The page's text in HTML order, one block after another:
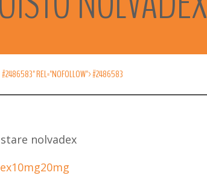
#2486583" REL="NOFOLLOW">#2486583
nolvadex